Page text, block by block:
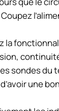
la
sondes du
une